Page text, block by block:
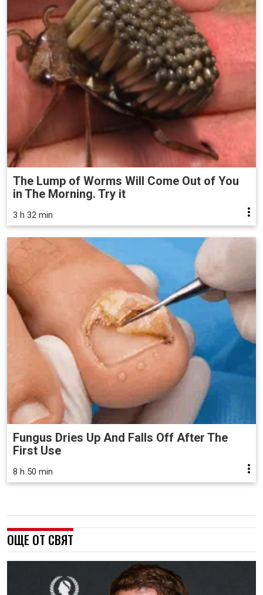
The Lump of Worms Will Come Out of You
in The Morning. Try it
3 h 32 min
Fungus Dries Up And Falls Off After The
First Use
8 h 50 min
ОЩЕ ОТ СВЯТ